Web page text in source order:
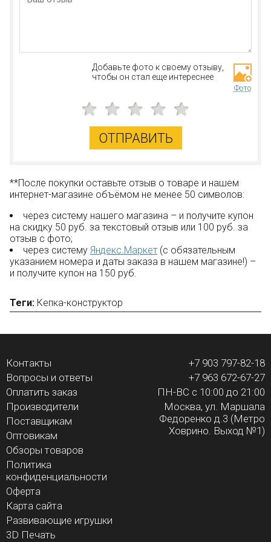
Добавьте фото к своему отзыву,
чтобы он стал еще интереснее
Фото
ОТПРАВИТЬ
**После покупки оставьте отзыв о товаре и нашем
интернет-магазине объёмом не менее 50 символов:
через систему нашего магазина – и получите купон
на скидку 50 руб. за текстовый отзыв или 100 руб. за
отзыв с фото;
через систему Яндекс.Маркет (с обязательным
указанием номера и даты заказа в нашем магазине!) –
и получите купон на 150 руб.
Теги: Кепка-конструктор
Контакты
Вопросы и ответы
Оплатить заказ
Производители
Поставщикам
Оптовикам
Обзоры товаров
Политика
конфиденциальности
Оферта
Карта сайта
Развивающие игрушки
3D Печать
+7 903 797-82-18
+7 963 672-67-27
ПН-ВС с 10:00 до 21:00
Москва, ул. Маршала
Федоренко д.3 (Метро
Ховрино. Выход №1)